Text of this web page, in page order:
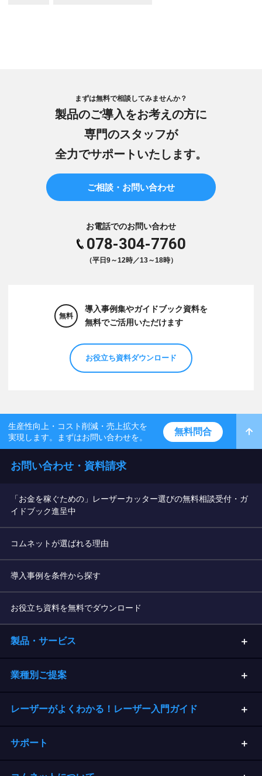
まずは無料で相談してみませんか？
製品のご導入をお考えの方に
専門のスタッフが
全力でサポートいたします。
ご相談・お問い合わせ
お電話でのお問い合わせ
078-304-7760
（平日9～12時／13～18時）
無料
導入事例集やガイドブック資料を
無料でご活用いただけます
お役立ち資料ダウンロード
生産性向上・コスト削減・売上拡大を
実現します。まずはお問い合わせを。
無料問合
お問い合わせ・資料請求
「お金を稼ぐための」レーザーカッター選びの無料相談受付・ガ
イドブック進呈中
コムネットが選ばれる理由
導入事例を条件から探す
お役立ち資料を無料でダウンロード
製品・サービス
業種別ご提案
レーザーがよくわかる！レーザー入門ガイド
サポート